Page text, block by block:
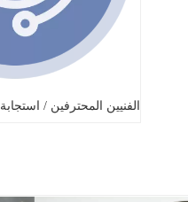
الفنيين المحترفين / استجابة Ouick.